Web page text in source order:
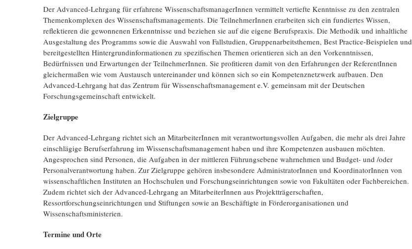
Der Advanced-Lehrgang für erfahrene WissenschaftsmanagerInnen vermittelt vertiefte Kenntnisse zu den zentralen
Themenkomplexen des Wissenschaftsmanagements. Die TeilnehmerInnen erarbeiten sich ein fundiertes Wissen,
reflektieren die gewonnenen Erkenntnisse und beziehen sie auf die eigene Berufspraxis. Die Methodik und inhaltliche
Ausgestaltung des Programms sowie die Auswahl von Fallstudien, Gruppenarbeitsthemen, Best Practice-Beispielen und
bereitgestellten Hintergrundinformationen zu spezifischen Themen orientieren sich an den Vorkenntnissen,
Bedürfnissen und Erwartungen der TeilnehmerInnen. Sie profitieren damit von den Erfahrungen der ReferentInnen
gleichermaßen wie vom Austausch untereinander und können sich so ein Kompetenznetzwerk aufbauen. Den
Advanced-Lehrgang hat das Zentrum für Wissenschaftsmanagement e.V. gemeinsam mit der Deutschen
Forschungsgemeinschaft entwickelt.
Zielgruppe
Der Advanced-Lehrgang richtet sich an MitarbeiterInnen mit verantwortungsvollen Aufgaben, die mehr als drei Jahre
einschlägige Berufserfahrung im Wissenschaftsmanagement haben und ihre Kompetenzen ausbauen möchten.
Angesprochen sind Personen, die Aufgaben in der mittleren Führungsebene wahrnehmen und Budget- und /oder
Personalverantwortung haben. Zur Zielgruppe gehören insbesondere AdministratorInnen und KoordinatorInnen von
wissenschaftlichen Instituten an Hochschulen und Forschungseinrichtungen sowie von Fakultäten oder Fachbereichen.
Zudem richtet sich der Advanced-Lehrgang an MitarbeiterInnen aus Projektträgerschaften,
Ressortforschungseinrichtungen und Stiftungen sowie an Beschäftigte in Förderorganisationen und
Wissenschaftsministerien.
Termine und Orte